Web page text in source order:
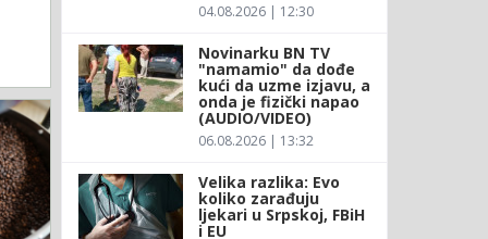
04.08.2026 | 12:30
Novinarku BN TV
"namamio" da dođe
kući da uzme izjavu, a
onda je fizički napao
(AUDIO/VIDEO)
06.08.2026 | 13:32
Velika razlika: Evo
koliko zarađuju
ljekari u Srpskoj, FBiH
i EU